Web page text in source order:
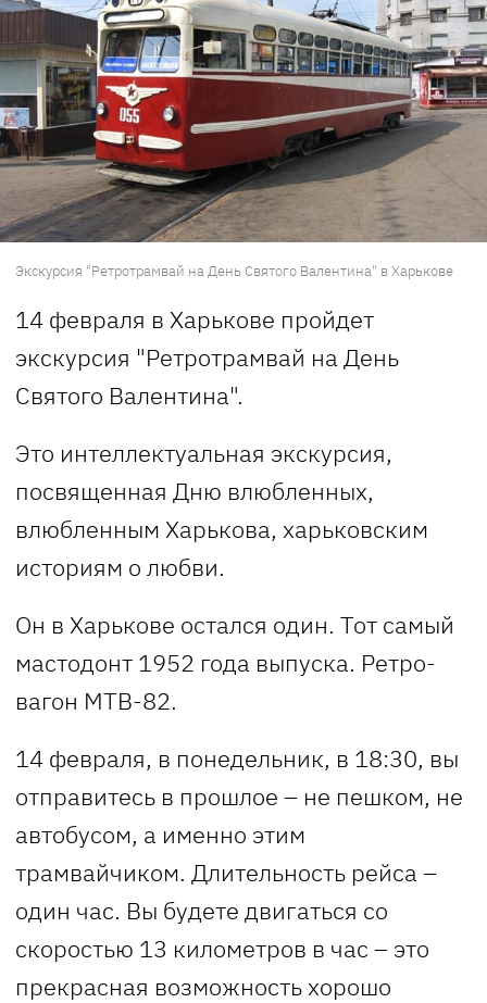
Экскурсия "Ретротрамвай на День Святого Валентина" в Харькове
14 февраля в Харькове пройдет
экскурсия "Ретротрамвай на День
Святого Валентина".
Это интеллектуальная экскурсия,
посвященная Дню влюбленных,
влюбленным Харькова, харьковским
историям о любви.
Он в Харькове остался один. Тот самый
мастодонт 1952 года выпуска. Ретро-
вагон МТВ-82.
14 февраля, в понедельник, в 18:30, вы
отправитесь в прошлое – не пешком, не
автобусом, а именно этим
трамвайчиком. Длительность рейса –
один час. Вы будете двигаться со
скоростью 13 километров в час – это
прекрасная возможность хорошо